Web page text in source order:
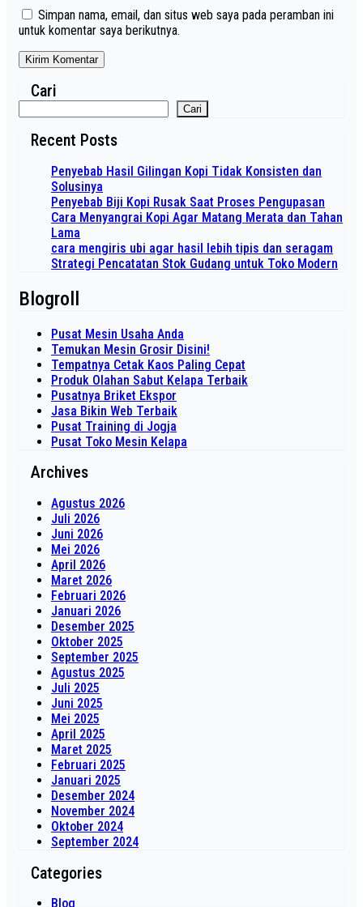
Simpan nama, email, dan situs web saya pada peramban ini
untuk komentar saya berikutnya.
Cari
Cari
Recent Posts
Penyebab Hasil Gilingan Kopi Tidak Konsisten dan
Solusinya
Penyebab Biji Kopi Rusak Saat Proses Pengupasan
Cara Menyangrai Kopi Agar Matang Merata dan Tahan
Lama
cara mengiris ubi agar hasil lebih tipis dan seragam
Strategi Pencatatan Stok Gudang untuk Toko Modern
Blogroll
Pusat Mesin Usaha Anda
Temukan Mesin Grosir Disini!
Tempatnya Cetak Kaos Paling Cepat
Produk Olahan Sabut Kelapa Terbaik
Pusatnya Briket Ekspor
Jasa Bikin Web Terbaik
Pusat Training di Jogja
Pusat Toko Mesin Kelapa
Archives
Agustus 2026
Juli 2026
Juni 2026
Mei 2026
April 2026
Maret 2026
Februari 2026
Januari 2026
Desember 2025
Oktober 2025
September 2025
Agustus 2025
Juli 2025
Juni 2025
Mei 2025
April 2025
Maret 2025
Februari 2025
Januari 2025
Desember 2024
November 2024
Oktober 2024
September 2024
Categories
Blog